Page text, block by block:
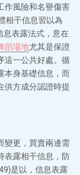
作風險和名譽傷害
相干信息習以為
息表露法式，意在
蹈場地尤其是保證
這一公共好處。循
本身基礎信息，而
供方成分認證時提
變更，買賣兩邊需
表露相干信息，防
是以，信息表露